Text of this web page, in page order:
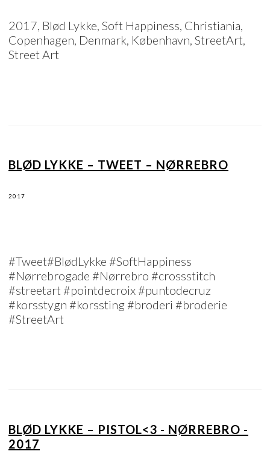
2017, Blød Lykke, Soft Happiness, Christiania,
Copenhagen, Denmark, København, StreetArt,
Street Art
BLØD LYKKE – TWEET – NØRREBRO
2017
#Tweet#BlødLykke #SoftHappiness
#Nørrebrogade #Nørrebro #crossstitch
#streetart #pointdecroix #puntodecruz
#korsstygn #korssting #broderi #broderie
#StreetArt
BLØD LYKKE – PISTOL<3 - NØRREBRO -
2017